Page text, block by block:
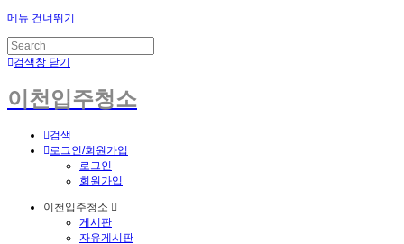
메뉴 건너뛰기
검색창 닫기
이천입주청소
검색
로그인/회원가입
로그인
회원가입
이천입주청소
게시판
자유게시판